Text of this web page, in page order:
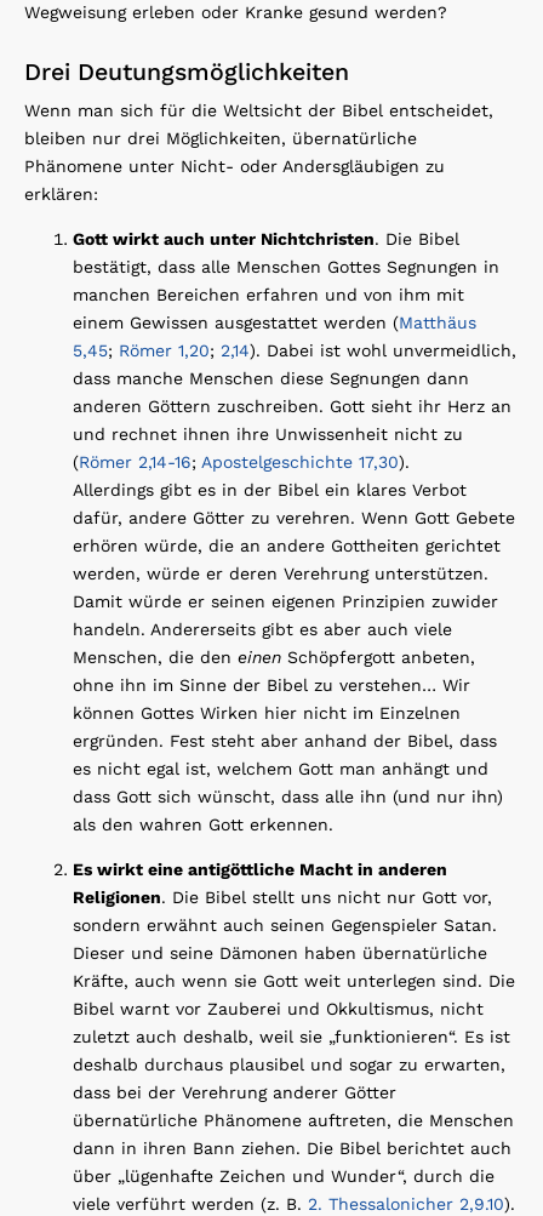
Wegweisung erleben oder Kranke gesund werden?
Drei Deutungsmöglichkeiten
Wenn man sich für die Weltsicht der Bibel entscheidet,
bleiben nur drei Möglichkeiten, übernatürliche
Phänomene unter Nicht- oder Andersgläubigen zu
erklären:
Gott wirkt auch unter Nichtchristen. Die Bibel
bestätigt, dass alle Menschen Gottes Segnungen in
manchen Bereichen erfahren und von ihm mit
einem Gewissen ausgestattet werden (Matthäus
5,45; Römer 1,20; 2,14). Dabei ist wohl unvermeidlich,
dass manche Menschen diese Segnungen dann
anderen Göttern zuschreiben. Gott sieht ihr Herz an
und rechnet ihnen ihre Unwissenheit nicht zu
(Römer 2,14-16; Apostelgeschichte 17,30).
Allerdings gibt es in der Bibel ein klares Verbot
dafür, andere Götter zu verehren. Wenn Gott Gebete
erhören würde, die an andere Gottheiten gerichtet
werden, würde er deren Verehrung unterstützen.
Damit würde er seinen eigenen Prinzipien zuwider
handeln. Andererseits gibt es aber auch viele
Menschen, die den einen Schöpfergott anbeten,
ohne ihn im Sinne der Bibel zu verstehen… Wir
können Gottes Wirken hier nicht im Einzelnen
ergründen. Fest steht aber anhand der Bibel, dass
es nicht egal ist, welchem Gott man anhängt und
dass Gott sich wünscht, dass alle ihn (und nur ihn)
als den wahren Gott erkennen.
Es wirkt eine antigöttliche Macht in anderen
Religionen. Die Bibel stellt uns nicht nur Gott vor,
sondern erwähnt auch seinen Gegenspieler Satan.
Dieser und seine Dämonen haben übernatürliche
Kräfte, auch wenn sie Gott weit unterlegen sind. Die
Bibel warnt vor Zauberei und Okkultismus, nicht
zuletzt auch deshalb, weil sie „funktionieren“. Es ist
deshalb durchaus plausibel und sogar zu erwarten,
dass bei der Verehrung anderer Götter
übernatürliche Phänomene auftreten, die Menschen
dann in ihren Bann ziehen. Die Bibel berichtet auch
über „lügenhafte Zeichen und Wunder“, durch die
viele verführt werden (z. B. 2. Thessalonicher 2,9.10).